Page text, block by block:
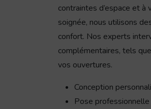
contraintes d’espace et
soignée, nous utilisons
confort. Nos experts
complémentaires, tels
vos ouvertures.
Conception
Pose